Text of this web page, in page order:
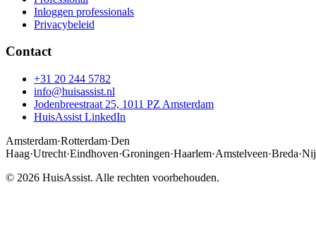
Inloggen professionals
Privacybeleid
Contact
+31 20 244 5782
info@huisassist.nl
Jodenbreestraat 25, 1011 PZ Amsterdam
HuisAssist LinkedIn
Amsterdam·Rotterdam·Den
Haag·Utrecht·Eindhoven·Groningen·Haarlem·Amstelveen·Breda·
© 2026 HuisAssist. Alle rechten voorbehouden.